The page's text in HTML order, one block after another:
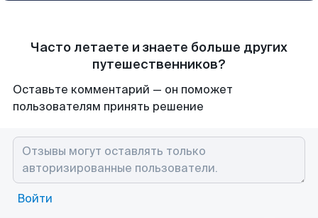
Часто летаете и знаете больше других
путешественников?
Оставьте комментарий — он поможет
пользователям принять решение
Войти